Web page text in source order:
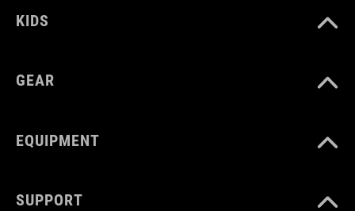
KIDS
GEAR
EQUIPMENT
SUPPORT